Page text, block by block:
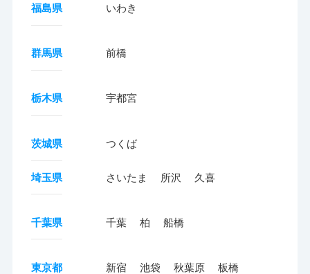
福島県 いわき
群馬県 前橋
栃木県 宇都宮
茨城県 つくば
埼玉県 さいたま 所沢 久喜
千葉県 千葉 柏 船橋
東京都 新宿 池袋 秋葉原 板橋